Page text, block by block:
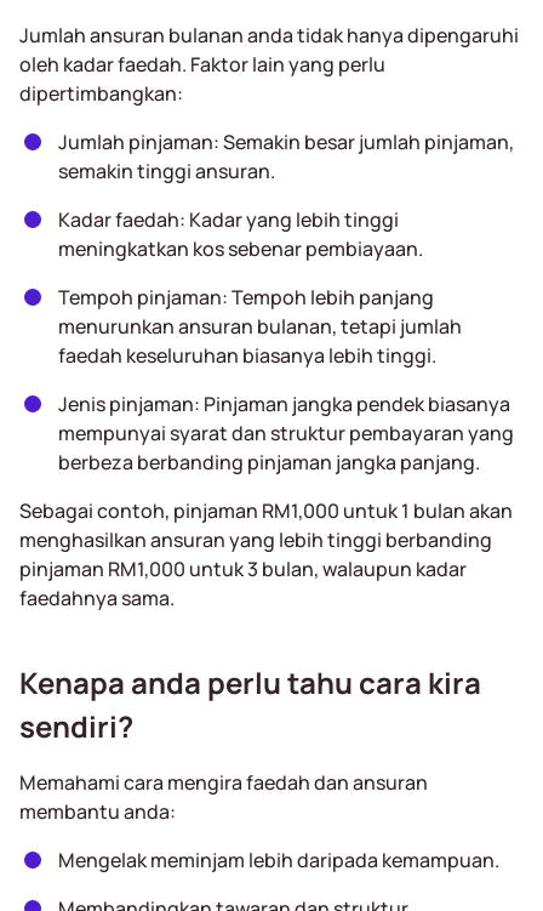
Jumlah ansuran bulanan anda tidak hanya dipengaruhi
oleh kadar faedah. Faktor lain yang perlu
dipertimbangkan:
Jumlah pinjaman: Semakin besar jumlah pinjaman,
semakin tinggi ansuran.
Kadar faedah: Kadar yang lebih tinggi
meningkatkan kos sebenar pembiayaan.
Tempoh pinjaman: Tempoh lebih panjang
menurunkan ansuran bulanan, tetapi jumlah
faedah keseluruhan biasanya lebih tinggi.
Jenis pinjaman: Pinjaman jangka pendek biasanya
mempunyai syarat dan struktur pembayaran yang
berbeza berbanding pinjaman jangka panjang.
Sebagai contoh, pinjaman RM1,000 untuk 1 bulan akan
menghasilkan ansuran yang lebih tinggi berbanding
pinjaman RM1,000 untuk 3 bulan, walaupun kadar
faedahnya sama.
Kenapa anda perlu tahu cara kira
sendiri?
Memahami cara mengira faedah dan ansuran
membantu anda:
Mengelak meminjam lebih daripada kemampuan.